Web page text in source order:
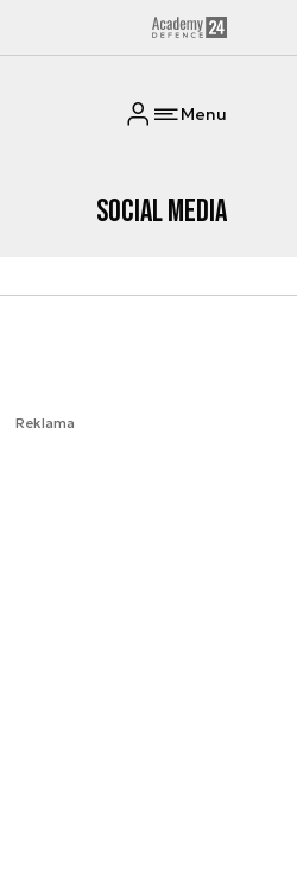
Menu
Social media
Reklama